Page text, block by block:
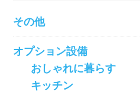
その他
オプション設備
おしゃれに暮らす
キッチン